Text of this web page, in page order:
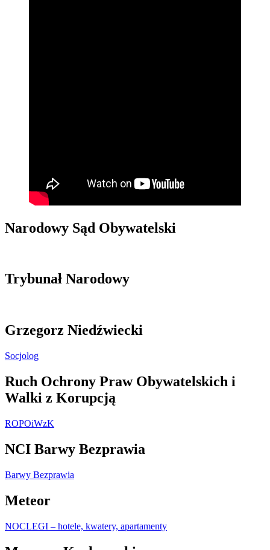
Narodowy Sąd Obywatelski
Trybunał Narodowy
Grzegorz Niedźwiecki
Socjolog
Ruch Ochrony Praw Obywatelskich i
Walki z Korupcją
ROPOiWzK
NCI Barwy Bezprawia
Barwy Bezprawia
Meteor
NOCLEGI – hotele, kwatery, apartamenty